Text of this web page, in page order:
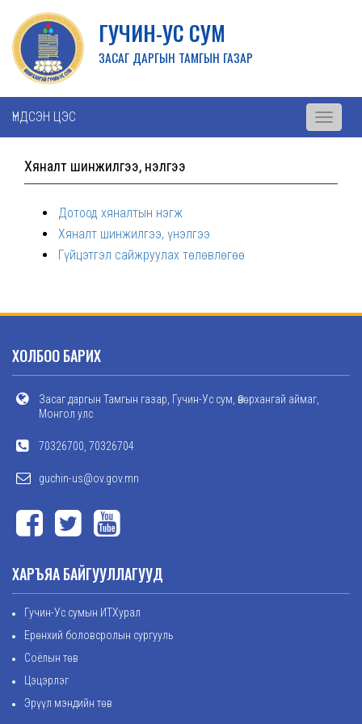
ГУЧИН-УС СУМ
ЗАСАГ ДАРГЫН ТАМГЫН ГАЗАР
ҮНДСЭН ЦЭС
Toggle
Хяналт шинжилгээ, үнэлгээ
Дотоод хяналтын нэгж
Хяналт шинжилгээ, үнэлгээ
Гүйцэтгэл сайжруулах төлөвлөгөө
ХОЛБОО БАРИХ
Засаг даргын Тамгын газар, Гучин-Ус сум, Өвөрхангай аймаг,
Монгол улс
70326700, 70326704
guchin-us@ov.gov.mn
ХАРЪЯА БАЙГУУЛЛАГУУД
Гучин-Ус сумын ИТХурал
Ерөнхий боловсролын сургууль
Соёлын төв
Цэцэрлэг
Эрүүл мэндийн төв